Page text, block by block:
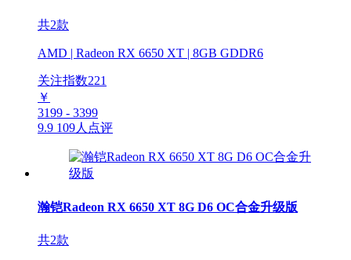
共2款
AMD | Radeon RX 6650 XT | 8GB GDDR6
关注指数221
￥
3199 - 3399
9.9 109人点评
瀚铠Radeon RX 6650 XT 8G D6 OC合金升级版
共2款